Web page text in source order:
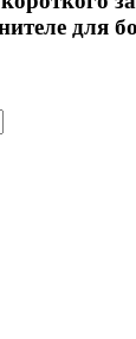
для